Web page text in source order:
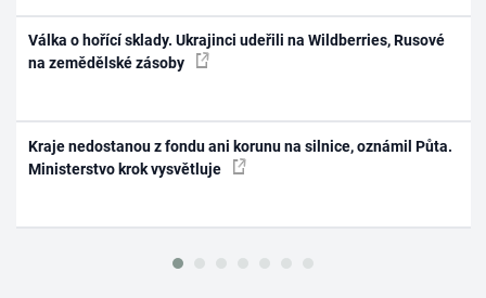
Válka o hořící sklady. Ukrajinci udeřili na Wildberries, Rusové
na zemědělské zásoby
Kraje nedostanou z fondu ani korunu na silnice, oznámil Půta.
Ministerstvo krok vysvětluje